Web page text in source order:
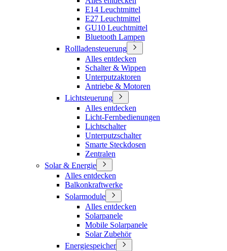
E14 Leuchtmittel
E27 Leuchtmittel
GU10 Leuchtmittel
Bluetooth Lampen
Rollladensteuerung
Alles entdecken
Schalter & Wippen
Unterputzaktoren
Antriebe & Motoren
Lichtsteuerung
Alles entdecken
Licht-Fernbedienungen
Lichtschalter
Unterputzschalter
Smarte Steckdosen
Zentralen
Solar & Energie
Alles entdecken
Balkonkraftwerke
Solarmodule
Alles entdecken
Solarpanele
Mobile Solarpanele
Solar Zubehör
Energiespeicher